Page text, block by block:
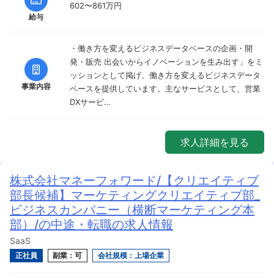
給与
602〜861万円
事業内容
・働き方を変えるビジネスデータベースの企画・開
発・販売 出会いからイノベーションを生み出す」をミ
ッションとして掲げ、働き方を変えるビジネスデータ
ベースを提供しています。主なサービスとして、営業
DXサービ…
求人詳細を見る
株式会社マネーフォワード/【クリエイティブ
部長候補】マーケティングクリエイティブ部_
ビジネスカンパニー（横断マーケティング本
部）/の中途・転職の求人情報
SaaS
正社員 副業：可 会社規模：上場企業